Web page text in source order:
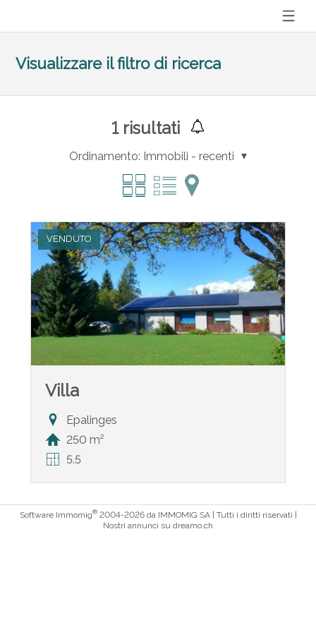
Visualizzare il filtro di ricerca
1risultati
Ordinamento: Immobili - recenti
VENDUTO
Villa
Epalinges
250 m²
5.5
Software Immomig®2004-2026 da IMMOMIG SA | Tutti i diritti riservati |
Nostri annunci su dreamo.ch